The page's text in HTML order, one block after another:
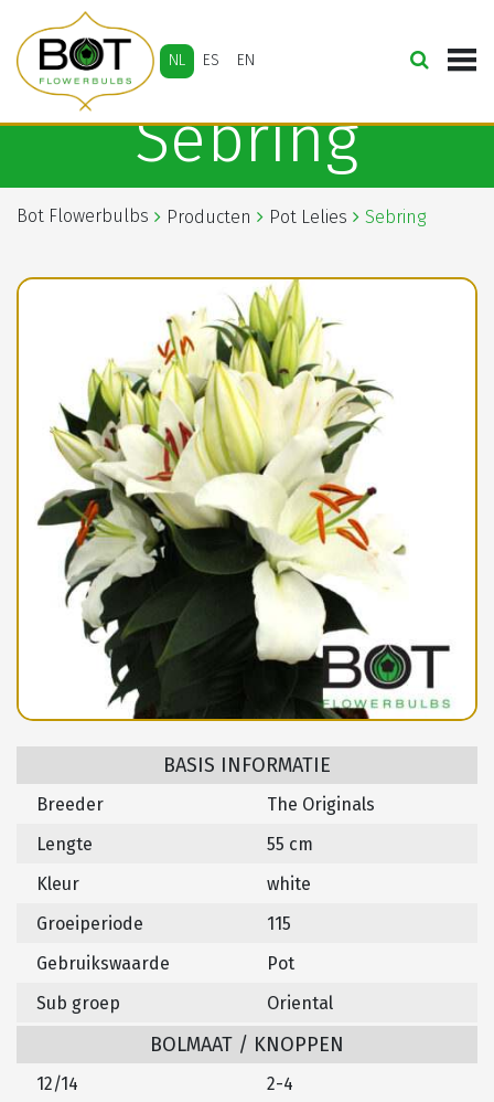
NL ES EN
Sebring
Bot Flowerbulbs Producten Pot Lelies Sebring
BASIS INFORMATIE
Breeder
The Originals
Lengte
55 cm
Kleur
white
Groeiperiode
115
Gebruikswaarde
Pot
Sub groep
Oriental
BOLMAAT / KNOPPEN
12/14
2-4